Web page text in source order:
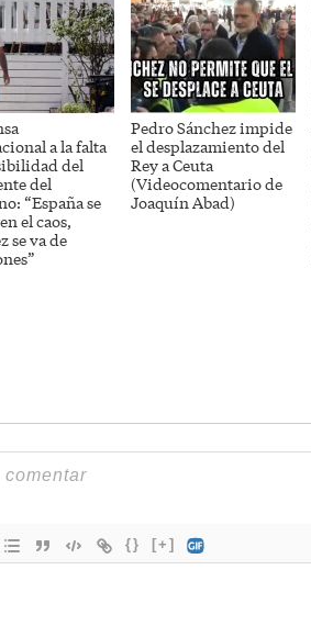
a la falta
del
del
“España se
el caos,
se va de
Pedro Sánchez impide
el desplazamiento del
Rey a Ceuta
(Videocomentario de
Joaquín Abad)
{} [+]